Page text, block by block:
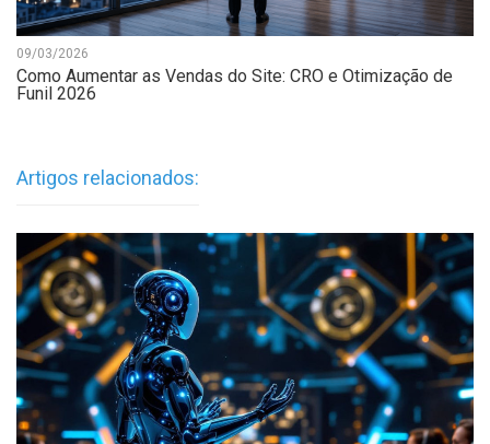
09/03/2026
Como Aumentar as Vendas do Site: CRO e Otimização de
Funil 2026
Artigos relacionados: